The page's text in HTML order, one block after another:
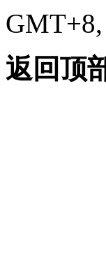
返回顶